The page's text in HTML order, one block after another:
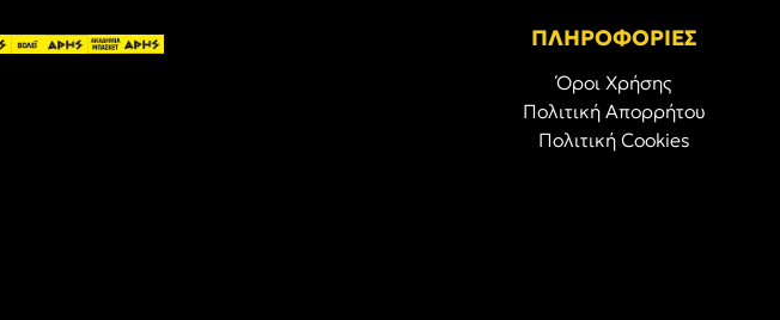
ΠΛΗΡΟΦΟΡΙΕΣ
Όροι Χρήσης
Πολιτική Απορρήτου
Πολιτική Cookies